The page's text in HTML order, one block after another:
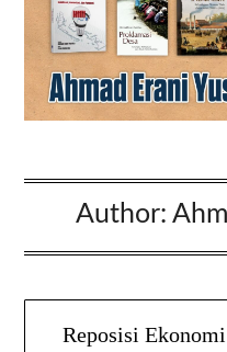
Author:
Reposisi